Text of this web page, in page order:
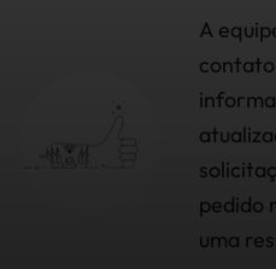
A
pedido
uma